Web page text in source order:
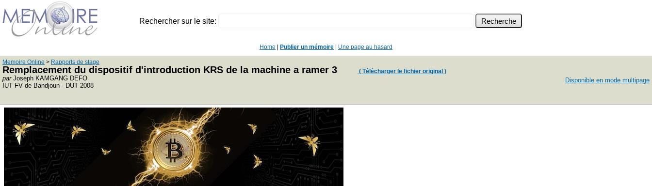
Rechercher sur le site:
Home Publier un mémoire Une page au hasard
Memoire Online > Rapports de stage
Remplacement du dispositif d'introduction KRS de la machine a ramer 3 ( Télécharger le fichier original )
parJoseph KAMGANG DEFO
IUT FV de Bandjoun - DUT 2008
Disponible en mode multipage